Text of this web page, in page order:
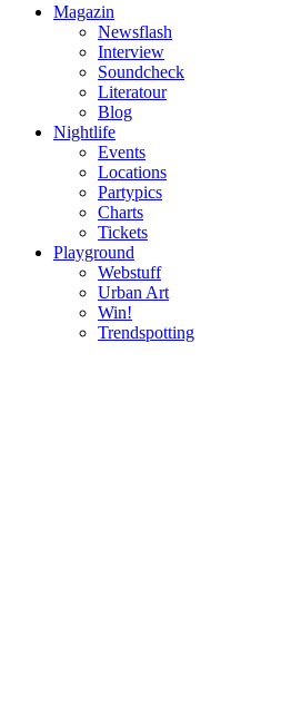
Magazin
Newsflash
Interview
Soundcheck
Literatour
Blog
Nightlife
Events
Locations
Partypics
Charts
Tickets
Playground
Webstuff
Urban Art
Win!
Trendspotting